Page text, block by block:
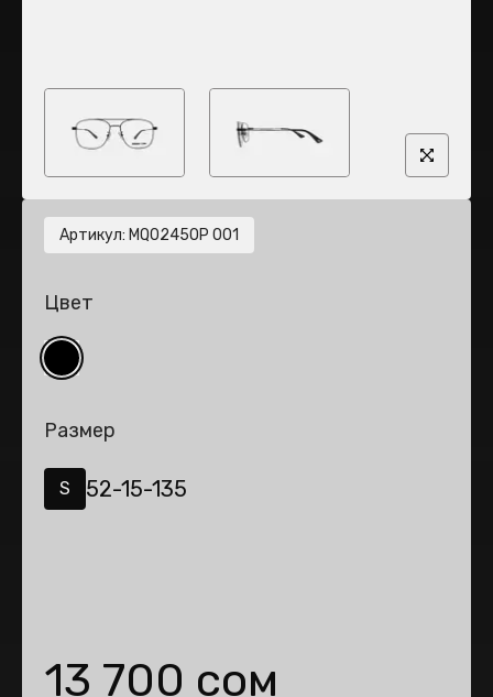
Артикул: MQ0245OP 001
Цвет
Размер
S 52-15-135
13 700 сом